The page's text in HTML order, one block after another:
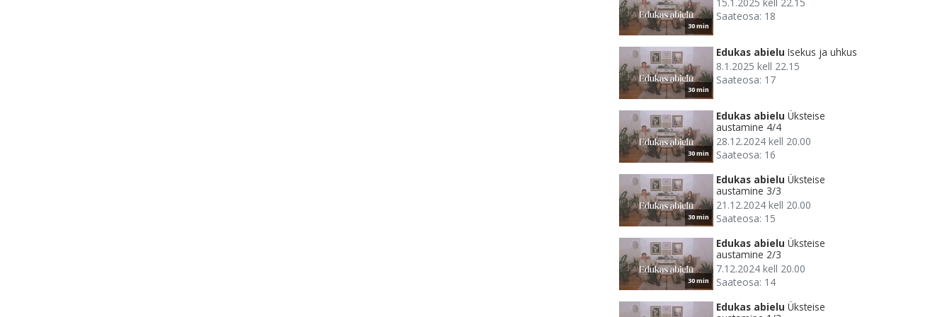
30 min
Saateosa: 18
30 min
Edukas abielu Isekus ja uhkus
8.1.2025 kell 22.15
Saateosa: 17
30 min
Edukas abielu Üksteise
austamine 4/4
28.12.2024 kell 20.00
Saateosa: 16
30 min
Edukas abielu Üksteise
austamine 3/3
21.12.2024 kell 20.00
Saateosa: 15
30 min
Edukas abielu Üksteise
austamine 2/3
7.12.2024 kell 20.00
Saateosa: 14
Edukas abielu Üksteise